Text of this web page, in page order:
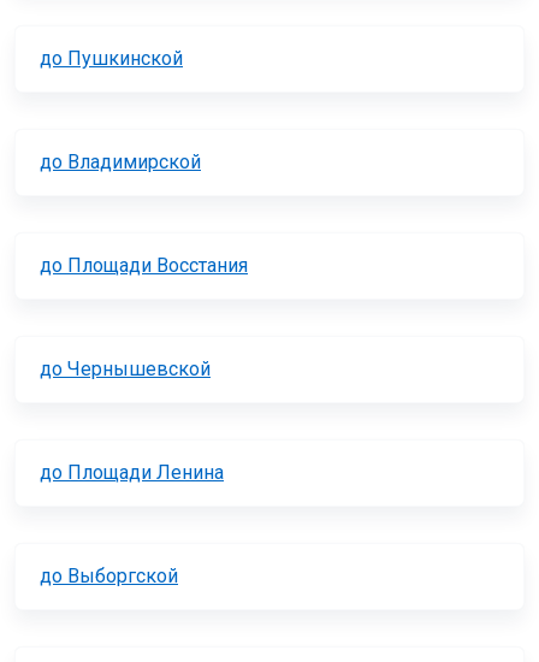
до Пушкинской
до Владимирской
до Площади Восстания
до Чернышевской
до Площади Ленина
до Выборгской